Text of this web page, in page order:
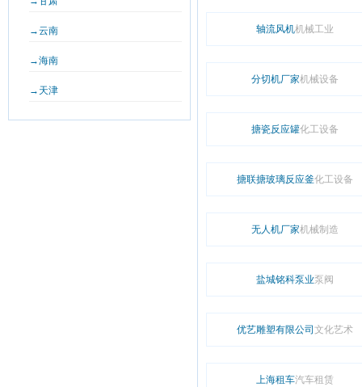
轴流风机机械工业
分切机厂家机械设备
搪瓷反应罐化工设备
搪联搪玻璃反应釜化工设备
无人机厂家机械制造
盐城铭科泵业泵阀
优艺雕塑有限公司 文化艺术
上海租车汽车租赁
→云南
→海南
→天津